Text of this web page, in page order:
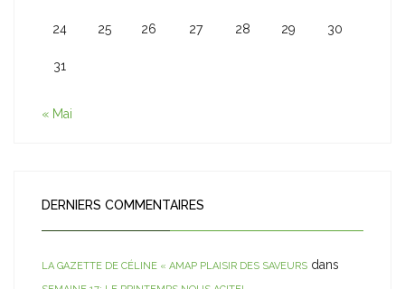
24 25 26 27 28 29 30
31
« Mai
DERNIERS COMMENTAIRES
LA GAZETTE DE CÉLINE « AMAP PLAISIR DES SAVEURS dans